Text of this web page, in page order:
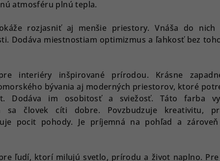
atmosféru plnú tepla.
rozjasniť aj menšie priestory. Vnáša do nich
Dodáva miestnostiam optimizmus a ľahkosť bez
interiéry inšpirované prírodou. Krásne
bývania aj moderných priestorov, ktoré
Dodáva im osobitosť a sviežosť. Táto farba
sa človek cíti dobre. Povzbudzuje kreativitu,
pocit pohody. Je príjemná na pohľad a
ľudí, ktorí milujú svetlo, prírodu a život naplno.